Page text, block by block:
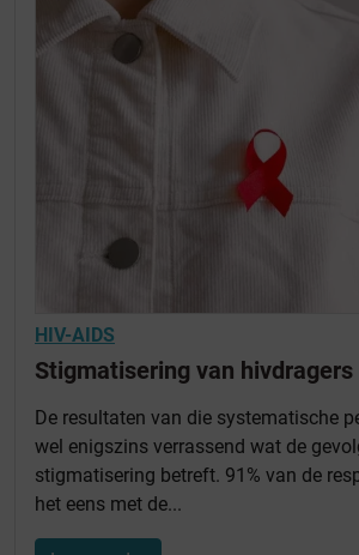
HIV-AIDS
Stigmatisering van hivdragers
De resultaten van die systematische
wel enigszins verrassend wat de
stigmatisering betreft. 91% van de
het eens met de...